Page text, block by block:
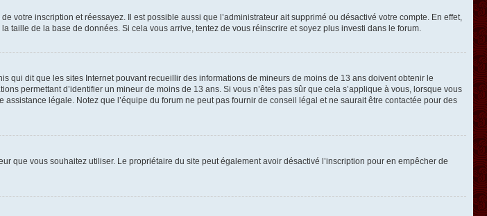
votre inscription et réessayez. Il est possible aussi que l’administrateur ait supprimé ou désactivé votre compte. En effet,
taille de la base de données. Si cela vous arrive, tentez de vous réinscrire et soyez plus investi dans le forum.
qui dit que les sites Internet pouvant recueillir des informations de mineurs de moins de 13 ans doivent obtenir le
permettant d’identifier un mineur de moins de 13 ans. Si vous n’êtes pas sûr que cela s’applique à vous, lorsque vous
légale. Notez que l’équipe du forum ne peut pas fournir de conseil légal et ne saurait être contactée pour des
que vous souhaitez utiliser. Le propriétaire du site peut également avoir désactivé l’inscription pour en empêcher de